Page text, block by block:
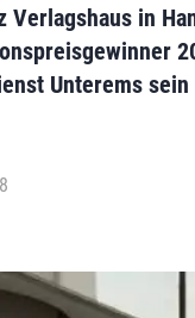
Verlagshaus in
Unterems